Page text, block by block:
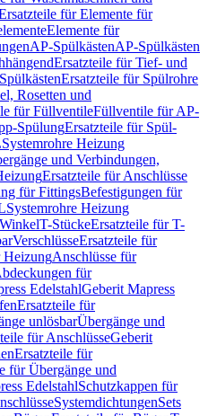
für Elemente für
Elemente für
AP-SpülkästenAP-Spülkästen
Ersatzteile für Tief- und
Ersatzteile für Spülrohre
Rosetten und
für FüllventileFüllventile für AP-
SpülungErsatzteile für Spül-
Systemrohre Heizung
und Verbindungen,
Ersatzteile für Anschlüsse
für FittingsBefestigungen für
Systemrohre Heizung
T-StückeErsatzteile für T-
VerschlüsseErsatzteile für
HeizungAnschlüsse für
für
EdelstahlGeberit Mapress
Ersatzteile für
unlösbarÜbergänge und
für AnschlüsseGeberit
Ersatzteile für
für Übergänge und
EdelstahlSchutzkappen für
SystemdichtungenSets